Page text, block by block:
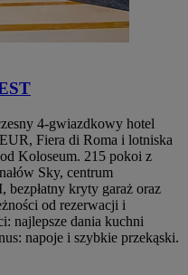
4-gwiazdkowy hotel
Fiera di Roma i lotniska
Koloseum. 215 pokoi z
Sky, centrum
kryty garaż oraz
od rezerwacji i
najlepsze dania kuchni
napoje i szybkie przekąski.